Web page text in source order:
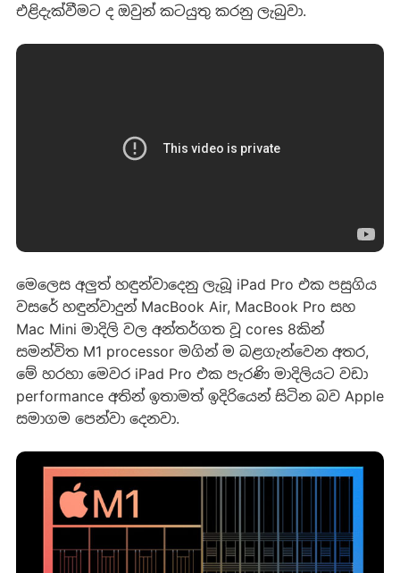
එළිදැක්වීමට ද ඔවුන් කටයුතු කරනු ලැබුවා.
මෙලෙස අලුත් හඳුන්වාදෙනු ලැබූ iPad Pro එක පසුගිය
වසරේ හඳුන්වාදුන් MacBook Air, MacBook Pro සහ
Mac Mini මාදිලි වල අන්තර්ගත වූ cores 8කින්
සමන්විත M1 processor මගින් ම බළගැන්වෙන අතර,
මේ හරහා මෙවර iPad Pro එක පැරණි මාදිලියට වඩා
performance අතින් ඉතාමත් ඉදිරියෙන් සිටින බව Apple
සමාගම පෙන්වා දෙනවා.